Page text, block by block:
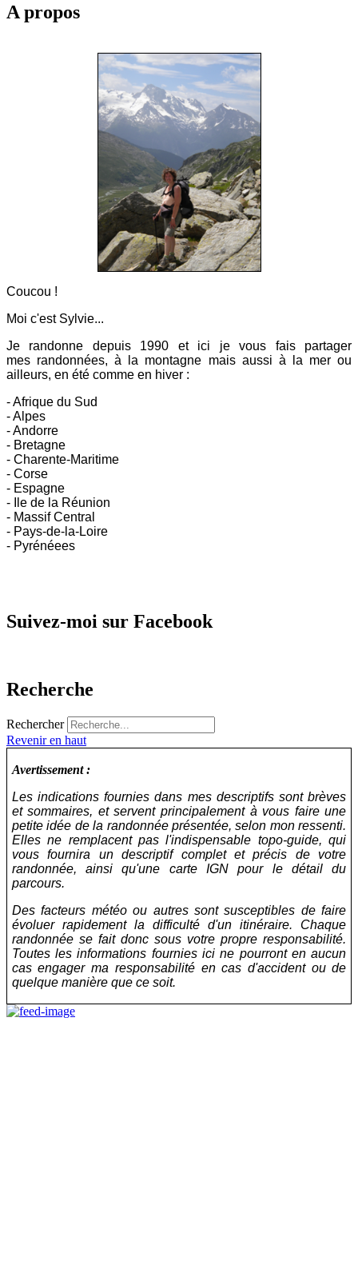
A propos
Coucou !
Moi c'est Sylvie...
Je randonne depuis 1990 et ici je vous fais partager
mes randonnées, à la montagne mais aussi à la mer ou
ailleurs, en été comme en hiver :
- Afrique du Sud
- Alpes
- Andorre
- Bretagne
- Charente-Maritime
- Corse
- Espagne
- Ile de la Réunion
- Massif Central
- Pays-de-la-Loire
- Pyrénéees
Suivez-moi sur Facebook
Recherche
Rechercher
Revenir en haut
Avertissement :
Les indications fournies dans mes descriptifs sont brèves
et sommaires, et servent principalement à vous faire une
petite idée de la randonnée présentée, selon mon ressenti.
Elles ne remplacent pas l'indispensable topo-guide, qui
vous fournira un descriptif complet et précis de votre
randonnée, ainsi qu'une carte IGN pour le détail du
parcours.
Des facteurs météo ou autres sont susceptibles de faire
évoluer rapidement la difficulté d'un itinéraire. Chaque
randonnée se fait donc sous votre propre responsabilité.
Toutes les informations fournies ici ne pourront en aucun
cas engager ma responsabilité en cas d'accident ou de
quelque manière que ce soit.